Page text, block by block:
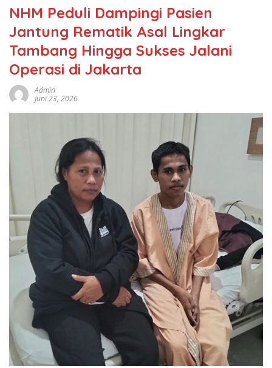
NHM Peduli Dampingi Pasien
Jantung Rematik Asal Lingkar
Tambang Hingga Sukses Jalani
Operasi di Jakarta
Admin
Juni 23, 2026